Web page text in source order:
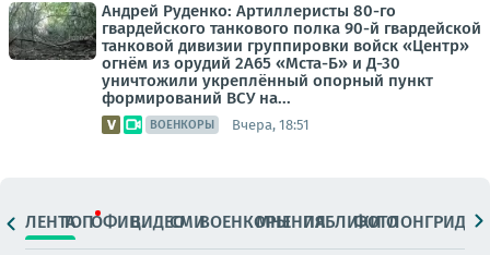
Андрей Руденко: Артиллеристы 80-го
гвардейского танкового полка 90-й гвардейской
танковой дивизии группировки войск «Центр»
огнём из орудий 2А65 «Мста-Б» и Д-30
уничтожили укреплённый опорный пункт
формирований ВСУ на...
ВОЕНКОРЫ Вчера, 18:51
ЛЕНТАТОПОФИЦ.ВИДЕОСМИВОЕНКОРЫМНЕНИЯПАБЛИКИ
ФОТОЛОНГРИДЫ